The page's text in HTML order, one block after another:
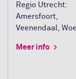
Regio Utrecht:
Amersfoort,
Veenendaal,
Meer info